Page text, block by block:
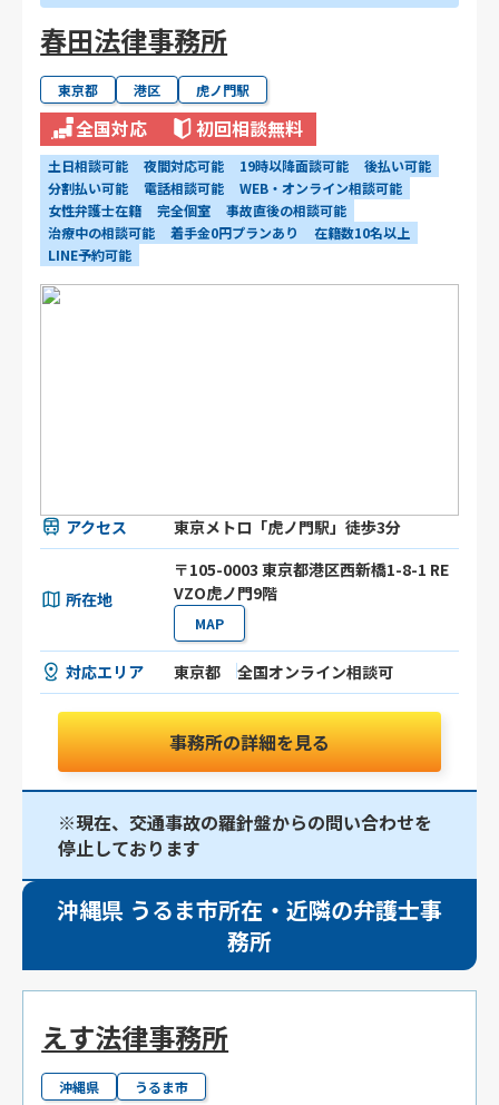
春田法律事務所
東京都 港区 虎ノ門駅
全国対応 初回相談無料
土日相談可能 夜間対応可能 19時以降面談可能
後払い可能
分割払い可能
電話相談可能
WEB・オンライン相談可能
女性弁護士在籍
完全個室
事故直後の相談可能
治療中の相談可能
着手金0円プランあり
在籍数10名以上
LINE予約可能
アクセス 東京メトロ「虎ノ門駅」徒歩3分
所在地
〒105-0003 東京都港区⻄新橋1-8-1 RE
VZO虎ノ門9階
MAP
対応エリア 東京都 全国オンライン相談可
事務所の詳細を見る
※現在、交通事故の羅針盤からの問い合わせを
停止しております
沖縄県 うるま市所在・近隣の弁護士事
務所
えす法律事務所
沖縄県 うるま市